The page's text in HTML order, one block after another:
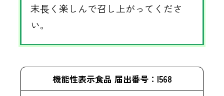
末⻑く楽しんで召し上がってくださ
い。
機能性表示食品 届出番号：I568